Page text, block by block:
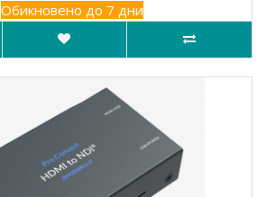
Обикновено до 7 дни